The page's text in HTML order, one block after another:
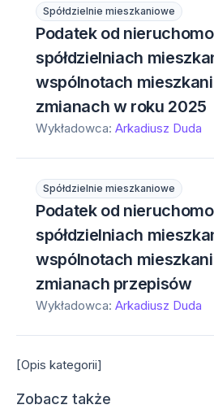
Spółdzielnie mieszkaniowe
Podatek od
spółdzielniach
wspólnotach
zmianach w roku 2025
Wykładowca: Arkadiusz Duda
Spółdzielnie mieszkaniowe
Podatek od
spółdzielniach
wspólnotach
zmianach przepisów
Wykładowca: Arkadiusz Duda
[Opis kategorii]
Zobacz także